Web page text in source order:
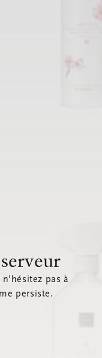
pas à
persiste.